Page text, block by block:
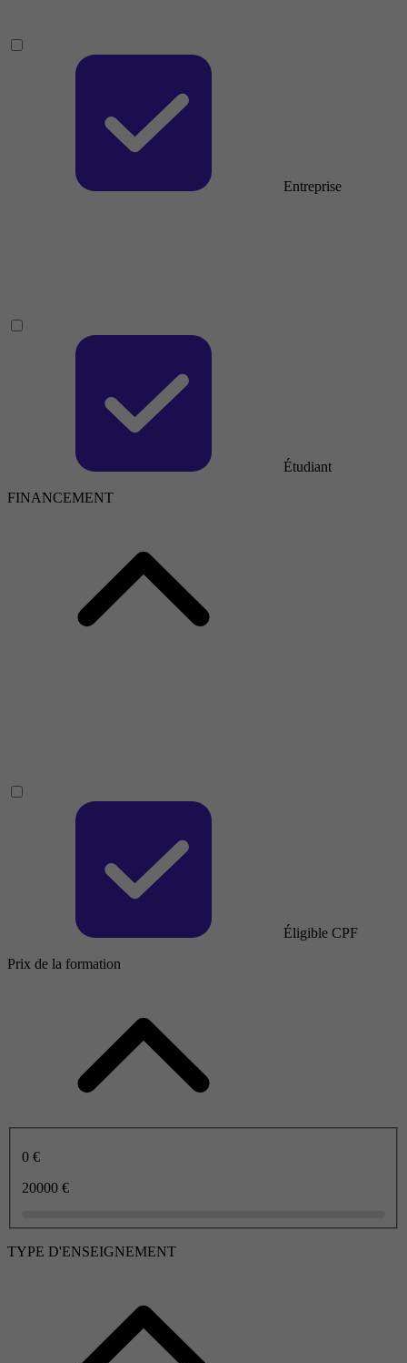
Entreprise
Étudiant
FINANCEMENT
Éligible CPF
Prix de la formation
0 €
20000 €
TYPE D'ENSEIGNEMENT